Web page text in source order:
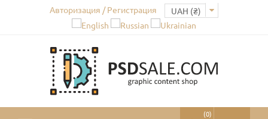
Авторизация / Регистрация
(0)